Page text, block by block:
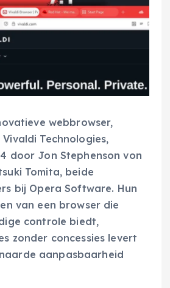
webbrowser,
Technologies,
door Jon Stephenson von
Tomita, beide
bij Opera Software. Hun
van een browser die
controle biedt,
zonder concessies levert
aanpasbaarheid